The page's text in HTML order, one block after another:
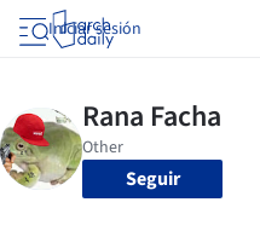
Iniciar sesión
Seguir